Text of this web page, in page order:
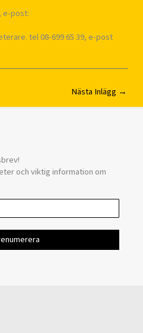
e-post:
tel 08-699 65 39, e-post
Nästa Inlägg →
och viktig information om